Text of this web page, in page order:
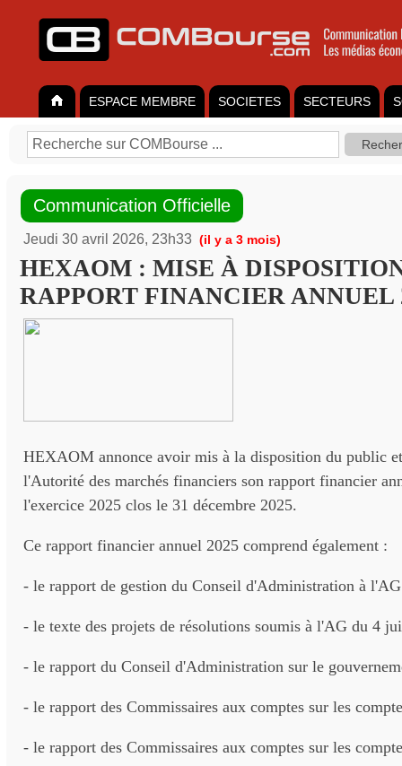
ESPACE MEMBRE SOCIETES SECTEURS
Communication Officielle
Jeudi 30 avril 2026, 23h33 (il y a 3 mois)
HEXAOM : MISE À
RAPPORT FINANCIER ANNUEL
HEXAOM annonce avoir mis à la disposition du public et
l'Autorité des marchés financiers son rapport financier
l'exercice 2025 clos le 31 décembre 2025.
Ce rapport financier annuel 2025 comprend également :
- le rapport de gestion du Conseil d'Administration à l'AG
- le texte des projets de résolutions soumis à l'AG du 4
- le rapport du Conseil d'Administration sur le
- le rapport des Commissaires aux comptes sur les
- le rapport des Commissaires aux comptes sur les